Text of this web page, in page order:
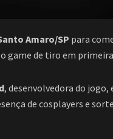
Amaro/SP para
game de tiro em
, desenvolvedora do
de cosplayers e